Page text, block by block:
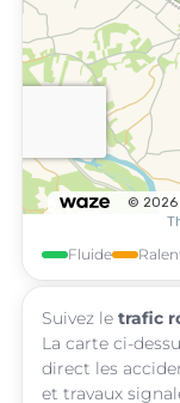
Fluide
Suivez le trafic
La carte ci-
direct les
et travaux